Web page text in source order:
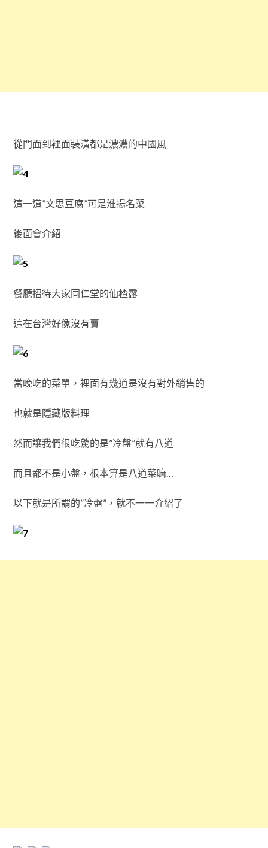
從門面到裡面裝潢都是濃濃的中國風
這一道”文思豆腐”可是淮揚名菜
後面會介紹
餐廳招待大家同仁堂的仙楂露
這在台灣好像沒有賣
當晚吃的菜單，裡面有幾道是沒有對外銷售的
也就是隱藏版料理
然而讓我們很吃驚的是”冷盤”就有八道
而且都不是小盤，根本算是八道菜嘛…
以下就是所謂的”冷盤”，就不一一介紹了